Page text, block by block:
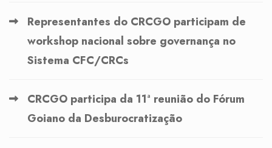
Representantes do CRCGO participam de
workshop nacional sobre governança no
Sistema CFC/CRCs
CRCGO participa da 11ª reunião do Fórum
Goiano da Desburocratização